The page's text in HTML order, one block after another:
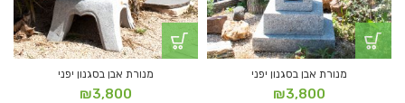
מנורת אבן בסגנון יפני
₪3,800
מנורת אבן בסגנון יפני
₪3,800